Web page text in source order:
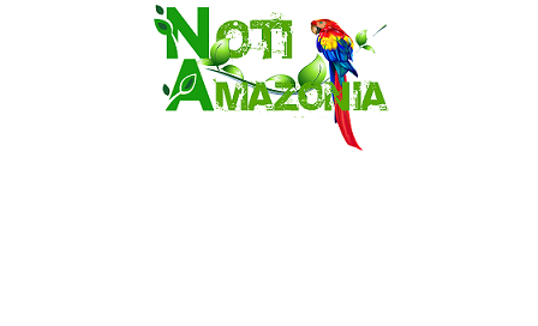
Saltar
Sentencian a 34 años de prisión a
implicados en caso de Alison,
oriunda de Tena
Vozinha, el arquero sensación de
cabo Verde, ya llegó para
incorporarse a Colo Colo de Chile
Pastaza: la parroquia Diez de